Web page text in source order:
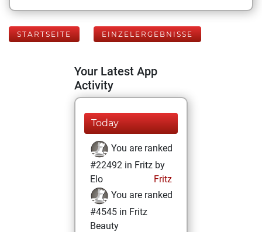
STARTSEITE EINZELERGEBNISSE
Your Latest App
Activity
Today
You are ranked
#22492 in Fritz by
Elo
Fritz
You are ranked
#4545 in Fritz
Beauty